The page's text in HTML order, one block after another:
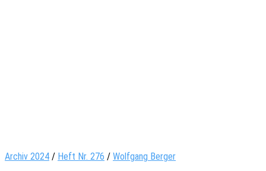
Archiv 2024 / Heft Nr. 276 / Wolfgang Berger